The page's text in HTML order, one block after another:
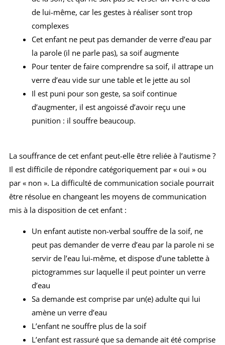
de lui-même, car les gestes à réaliser sont trop
complexes
Cet enfant ne peut pas demander de verre d’eau par
la parole (il ne parle pas), sa soif augmente
Pour tenter de faire comprendre sa soif, il attrape un
verre d’eau vide sur une table et le jette au sol
Il est puni pour son geste, sa soif continue
d’augmenter, il est angoissé d’avoir reçu une
punition : il souffre beaucoup.
La souffrance de cet enfant peut-elle être reliée à l’autisme ?
Il est difficile de répondre catégoriquement par « oui » ou
par « non ». La difficulté de communication sociale pourrait
être résolue en changeant les moyens de communication
mis à la disposition de cet enfant :
Un enfant autiste non-verbal souffre de la soif, ne
peut pas demander de verre d’eau par la parole ni se
servir de l’eau lui-même, et dispose d’une tablette à
pictogrammes sur laquelle il peut pointer un verre
d’eau
Sa demande est comprise par un(e) adulte qui lui
amène un verre d’eau
L’enfant ne souffre plus de la soif
L’enfant est rassuré que sa demande ait été comprise